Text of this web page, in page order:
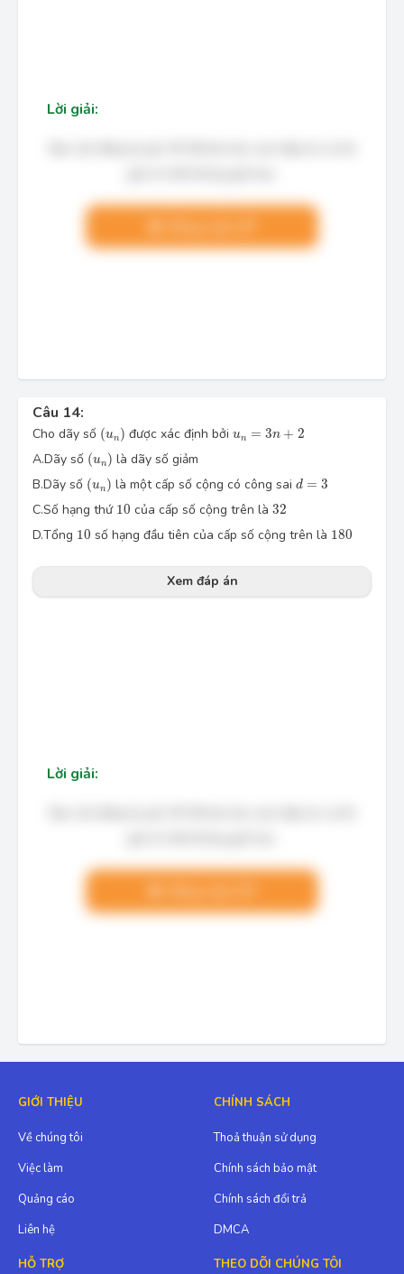
Lời giải:
Câu 14:
Cho dãy số (un )
(u_n) được xác định bởi un = 3n + 2
u_n=3n+2
A.Dãy số (un )
(u_n) là dãy số giảm
B.Dãy số (un )
(u_n) là một cấp số cộng có công sai d = 3
d=3
C.Số hạng thứ 10
10 của cấp số cộng trên là 32
32
D.Tổng 10
10 số hạng đầu tiên của cấp số cộng trên là 180
180
Xem đáp án
Lời giải:
GIỚI THIỆU
Về chúng tôi
Việc làm
Quảng cáo
Liên hệ
CHÍNH SÁCH
Thoả thuận sử dụng
Chính sách bảo mật
Chính sách đổi trả
DMCA
HỖ TRỢ THEO DÕI CHÚNG TÔI